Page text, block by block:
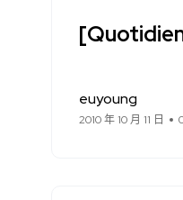
euyoung
2010 年 10 月 11 日